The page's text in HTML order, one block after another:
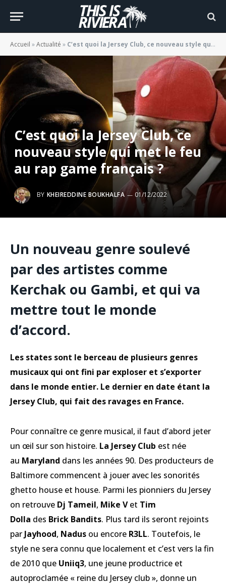
Accueil »Actualité » C’est quoi la Jersey Club, ce nouveau style qui met le feu au rap game français ?
C’est quoi la Jersey Club, ce
nouveau style qui met le feu
au rap game français ?
BY KHEIREDDINE BOUKHALFA 01/12/2022
Un nouveau genre soulevé
par des artistes comme
Kerchak ou Gambi, et qui va
mettre tout le monde
d’accord.
Les states sont le berceau de plusieurs genres
musicaux qui ont fini par exploser et s’exporter
dans le monde entier. Le dernier en date étant la
Jersey Club, qui fait des ravages en France.
Pour connaître ce genre musical, il faut d’abord jeter
un œil sur son histoire. La Jersey Club est née
au Maryland dans les années 90. Des producteurs de
Baltimore commencent à jouer avec les sonorités
ghetto house et house. Parmi les pionniers du Jersey
on retrouve Dj Tameil, Mike Vet Tim
Dolla des Brick Bandits. Plus tard ils seront rejoints
par Jayhood, Nadus ou encore R3LL. Toutefois, le
style ne sera connu que localement et c’est vers la fin
de 2010 que Uniiq3, une jeune productrice et
autoproclamée « reine du Jersey club », donne un